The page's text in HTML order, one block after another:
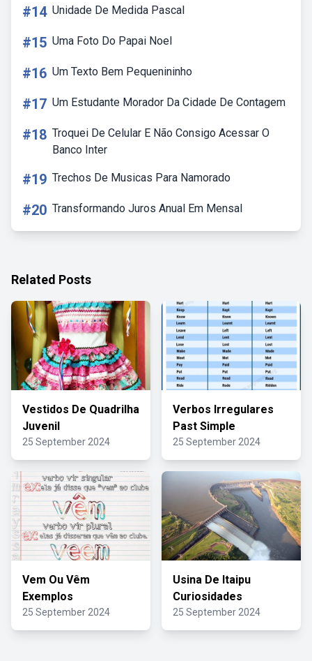
#14 Unidade De Medida Pascal
#15 Uma Foto Do Papai Noel
#16 Um Texto Bem Pequenininho
#17 Um Estudante Morador Da Cidade De Contagem
#18 Troquei De Celular E Não Consigo Acessar O
Banco Inter
#19 Trechos De Musicas Para Namorado
#20 Transformando Juros Anual Em Mensal
Related Posts
Vestidos De Quadrilha
Juvenil
25 September 2024
Verbos Irregulares
Past Simple
25 September 2024
Vem Ou Vêm
Exemplos
25 September 2024
Usina De Itaipu
Curiosidades
25 September 2024